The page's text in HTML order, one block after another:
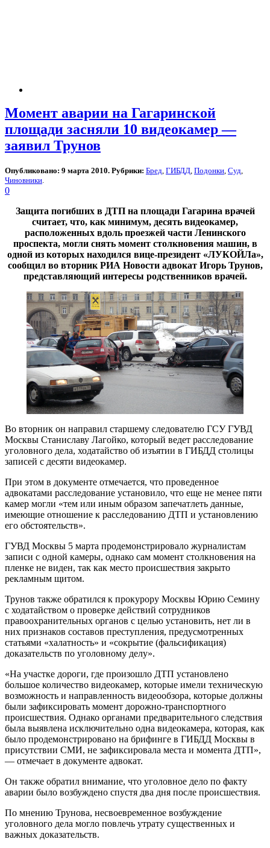
Момент аварии на Гагаринской
площади засняли 10 видеокамер —
заявил Трунов
Опубликовано: 9 марта 2010. Рубрики: Бред ГИБДД Подонки Суд
Чиновники
0
Защита погибших в ДТП на площади Гагарина врачей
считает, что, как минимум, десять видеокамер,
расположенных вдоль проезжей части Ленинского
проспекта, могли снять момент столкновения машин, в
одной из которых находился вице-президент «ЛУКОЙЛа»,
сообщил во вторник РИА Новости адвокат Игорь Трунов,
представляющий интересы родственников врачей.
Во вторник он направил старшему следователю ГСУ ГУВД
Москвы Станиславу Лагойко, который ведет расследование
уголовного дела, ходатайство об изъятии в ГИБДД столицы
записей с десяти видеокамер.
При этом в документе отмечается, что проведенное
адвокатами расследование установило, что еще не менее пяти
камер могли «тем или иным образом запечатлеть данные,
имеющие отношение к расследованию ДТП и установлению
его обстоятельств».
ГУВД Москвы 5 марта продемонстрировало журналистам
записи с одной камеры, однако сам момент столкновения на
пленке не виден, так как место происшествия закрыто
рекламным щитом.
Трунов также обратился к прокурору Москвы Юрию Семину
с ходатайством о проверке действий сотрудников
правоохранительных органов с целью установить, нет ли в
них признаков составов преступления, предусмотренных
статьями «халатность» и «сокрытие (фальсификация)
доказательств по уголовному делу».
«На участке дороги, где произошло ДТП установлено
большое количество видеокамер, которые имели техническую
возможность и направленность видеообзора, которые должны
были зафиксировать момент дорожно-транспортного
происшествия. Однако органами предварительного следствия
была выявлена исключительно одна видеокамера, которая, как
было продемонстрировано на брифинге в ГИБДД Москвы в
присутствии СМИ, не зафиксировала места и момента ДТП»,
— отмечает в документе адвокат.
Он также обратил внимание, что уголовное дело по факту
аварии было возбуждено спустя два дня после происшествия.
По мнению Трунова, несвоевременное возбуждение
уголовного дела могло повлечь утрату существенных и
важных доказательств.